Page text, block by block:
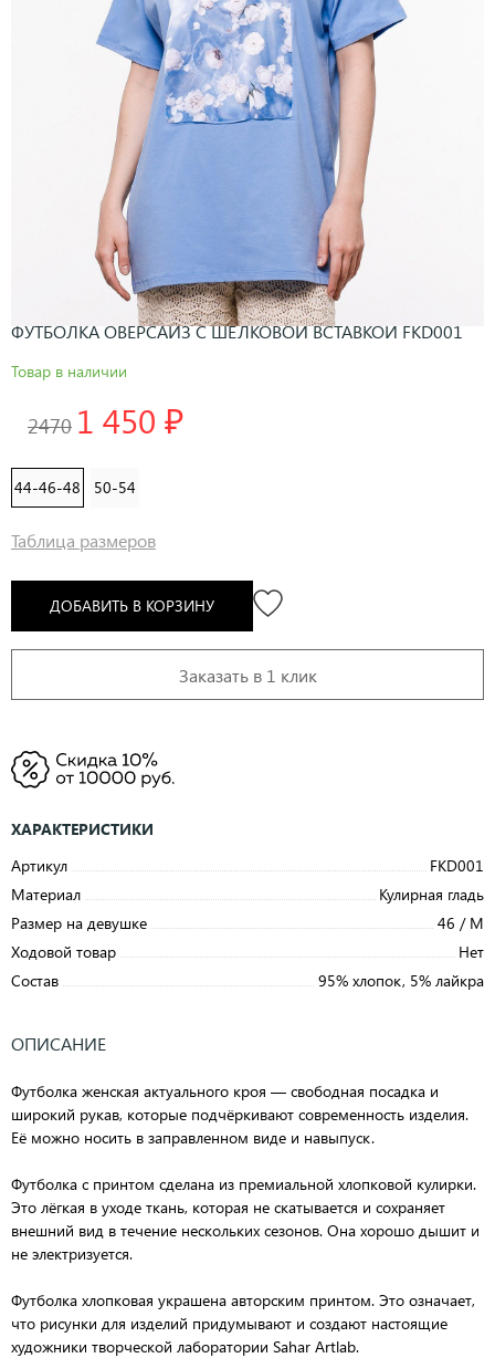
ФУТБОЛКА ОВЕРСАЙЗ С ШЁЛКОВОЙ ВСТАВКОЙ FKD001
Товар в наличии
2470 1 450 ₽
44-46-48 50-54
Таблица размеров
ДОБАВИТЬ В КОРЗИНУ
Заказать в 1 клик
ХАРАКТЕРИСТИКИ
Артикул
FKD001
Материал
Кулирная гладь
Размер на девушке
46 / M
Ходовой товар
Нет
Состав
95% хлопок, 5% лайкра
ОПИСАНИЕ
Футболка женская актуального кроя — свободная посадка и
широкий рукав, которые подчёркивают современность изделия.
Её можно носить в заправленном виде и навыпуск.
Футболка с принтом сделана из премиальной хлопковой кулирки.
Это лёгкая в уходе ткань, которая не скатывается и сохраняет
внешний вид в течение нескольких сезонов. Она хорошо дышит и
не электризуется.
Футболка хлопковая украшена авторским принтом. Это означает,
что рисунки для изделий придумывают и создают настоящие
художники творческой лаборатории Sahar Artlab.